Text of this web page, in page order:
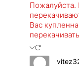
Пожалуйста.
Вас